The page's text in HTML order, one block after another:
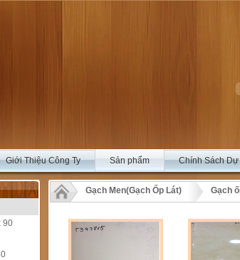
Giới Thiệu Công Ty Sản phẩm Chính Sách Dự
90
Gạch Men(Gạch Ốp Lát) Gạch